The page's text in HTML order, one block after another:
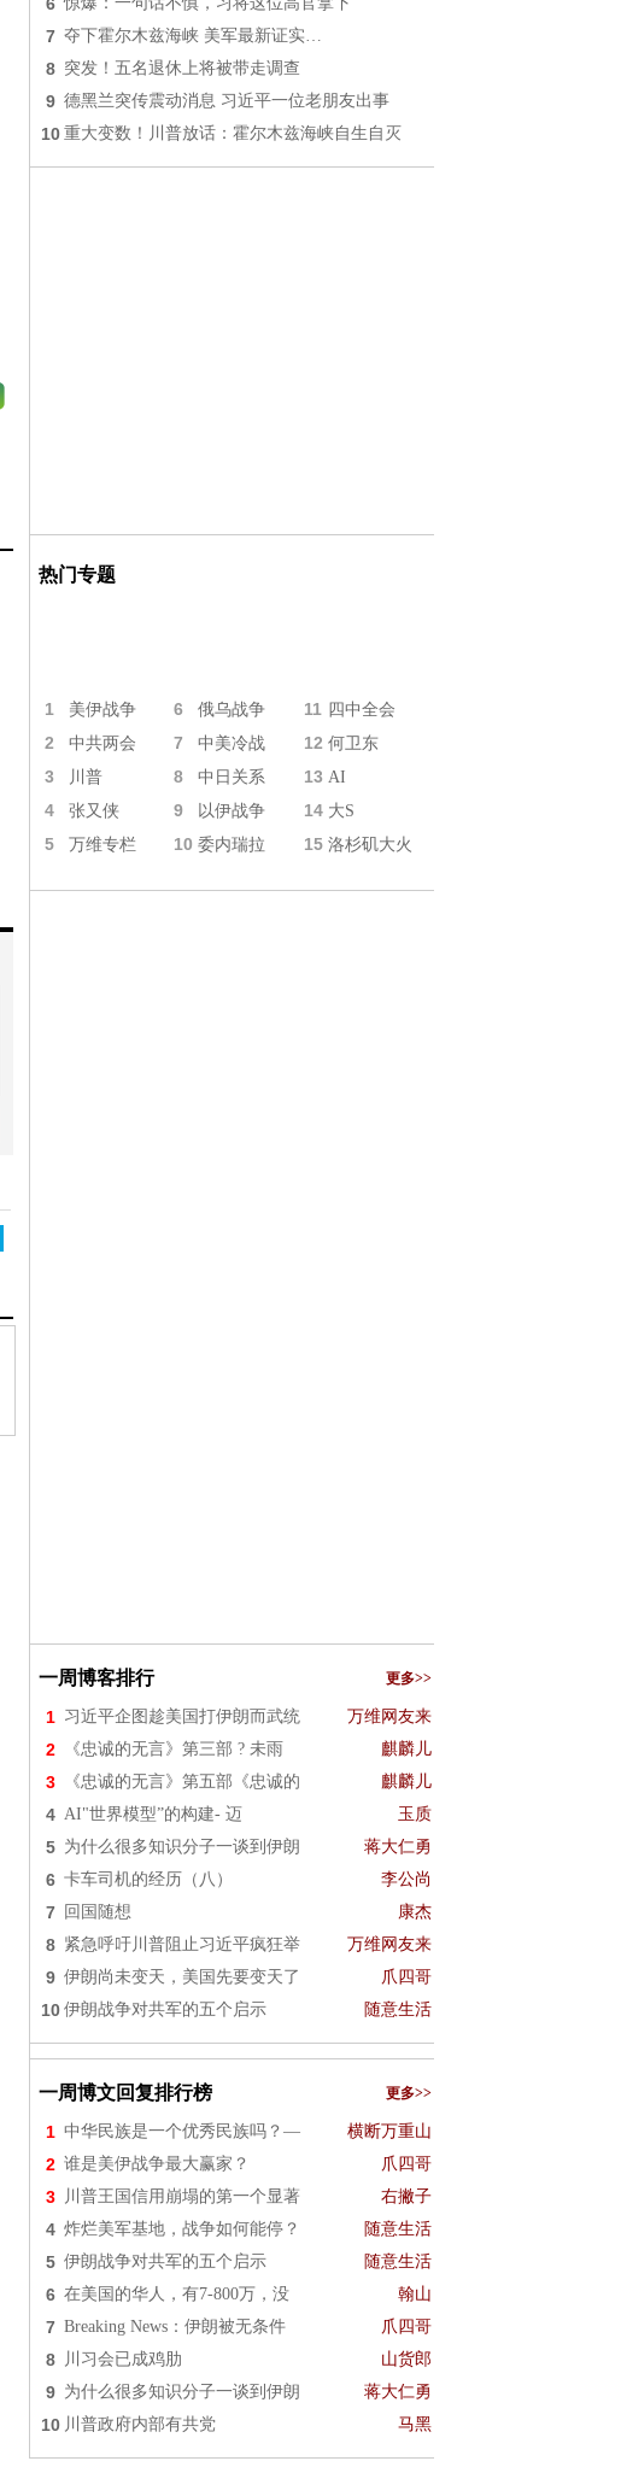
7 夺下霍尔木兹海峡 美军最新证实…
8 突发！五名退休上将被带走调查
9 德黑兰突传震动消息 习近平一位老朋友出事
10 重大变数！川普放话：霍尔木兹海峡自生自灭
热门专题
1 美伊战争 6 俄乌战争 11 四中全会
2 中共两会 7 中美冷战 12 何卫东
3 川普 8 中日关系 13 AI
4 张又侠 9 以伊战争 14 大S
5 万维专栏 10 委内瑞拉 15 洛杉矶大火
一周博客排行 更多>>
1 习近平企图趁美国打伊朗而武统 万维网友来
2 《忠诚的无言》第三部 ? 未雨 麒麟儿
3 《忠诚的无言》第五部《忠诚的 麒麟儿
4 AI"世界模型”的构建- 迈 玉质
5 为什么很多知识分子一谈到伊朗 蒋大仁勇
6 卡车司机的经历（八） 李公尚
7 回国随想 康杰
8 紧急呼吁川普阻止习近平疯狂举 万维网友来
9 伊朗尚未变天，美国先要变天了 爪四哥
10 伊朗战争对共军的五个启示 随意生活
一周博文回复排行榜 更多>>
1 中华民族是一个优秀民族吗？— 横断万重山
2 谁是美伊战争最大赢家？ 爪四哥
3 川普王国信用崩塌的第一个显著 右撇子
4 炸烂美军基地，战争如何能停？ 随意生活
5 伊朗战争对共军的五个启示 随意生活
6 在美国的华人，有7-800万，没 翰山
7 Breaking News：伊朗被无条件 爪四哥
8 川习会已成鸡肋 山货郎
9 为什么很多知识分子一谈到伊朗 蒋大仁勇
10 川普政府内部有共党 马黑